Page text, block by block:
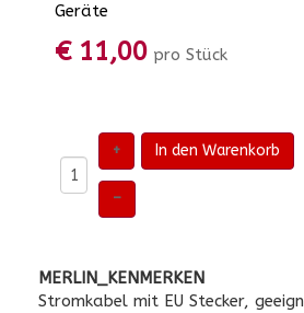
Geräte
€ 11,00 pro Stück
+
–
In den Warenkorb
MERLIN_KENMERKEN
Stromkabel mit EU Stecker,